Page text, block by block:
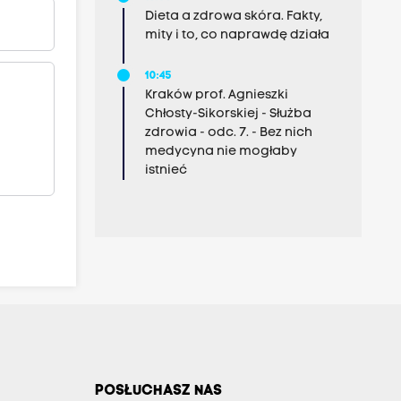
Dieta a zdrowa skóra. Fakty,
mity i to, co naprawdę działa
10:45
Kraków prof. Agnieszki
Chłosty-Sikorskiej - Służba
zdrowia - odc. 7. - Bez nich
medycyna nie mogłaby
istnieć
POSŁUCHASZ NAS